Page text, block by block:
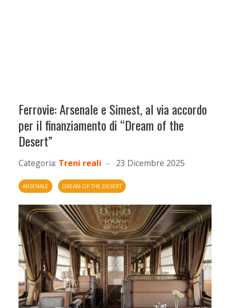
Ferrovie: Arsenale e Simest, al via accordo
per il finanziamento di “Dream of the
Desert”
Categoria: Treni reali 23 Dicembre 2025
ARSENALE DREAM OF THE DESERT